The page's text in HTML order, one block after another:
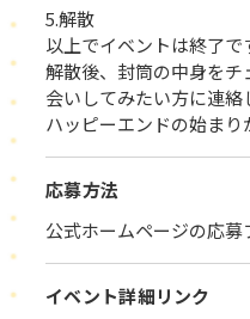
5.解散
以上でイベントは終了で
解散後、封筒の中身を
会いしてみたい方に連絡
ハッピーエンドの始まり
応募方法
公式ホームページの応
イベント詳細リンク